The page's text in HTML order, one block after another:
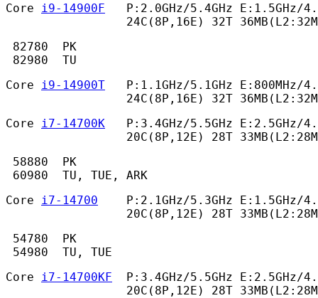
Core i9-14900F
P:2.0GHz/5.4GHz E:1.5GHz/
24C(8P,16E) 32T
82780  PK
82980  TU
Core i9-14900T
P:1.1GHz/5.1GHz E:800MHz/
24C(8P,16E) 32T
Core i7-14700K
P:3.4GHz/5.5GHz E:2.5GHz/
20C(8P,12E) 28T
58880  PK
60980  TU, TUE, ARK
Core i7-14700
P:2.1GHz/5.3GHz E:1.5GHz/
20C(8P,12E) 28T
54780  PK
54980  TU, TUE
Core i7-14700KF
P:3.4GHz/5.5GHz E:2.5GHz/
20C(8P,12E) 28T